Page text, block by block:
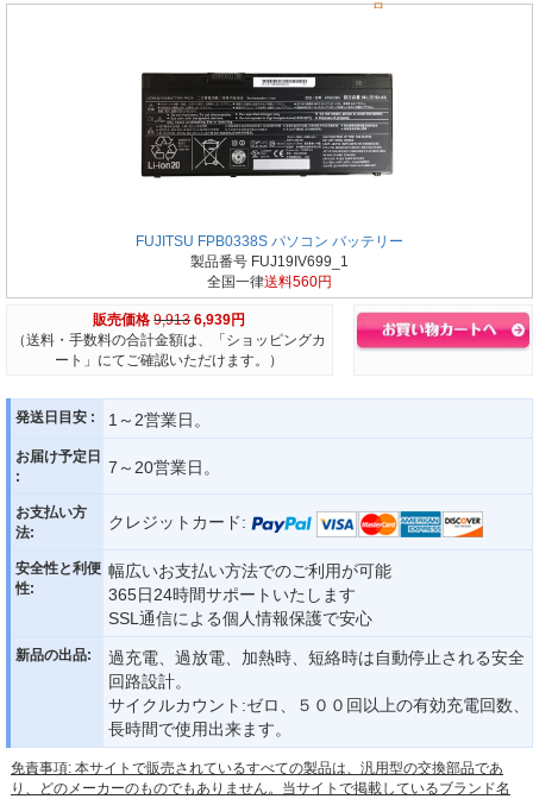
品
FUJITSU FPB0338S パソコン バッテリー
製品番号 FUJ19IV699_1
全国一律送料560円
販売価格 9,913 6,939円
（送料・手数料の合計金額は、「ショッピングカ
ート」にてご確認いただけます。）
発送日目安 : 1～2営業日。
お届け予定日
:
7～20営業日。
お支払い方
法:
クレジットカード:
安全性と利便
性:
幅広いお支払い方法でのご利用が可能
365日24時間サポートいたします
SSL通信による個人情報保護で安心
新品の出品:
過充電、過放電、加熱時、短絡時は自動停止される安全
回路設計。
サイクルカウント:ゼロ、５００回以上の有効充電回数、
長時間で使用出来ます。
免責事項: 本サイトで販売されているすべての製品は、汎用型の交換部品であ
り、どのメーカーのものでもありません。当サイトで掲載しているブランド名